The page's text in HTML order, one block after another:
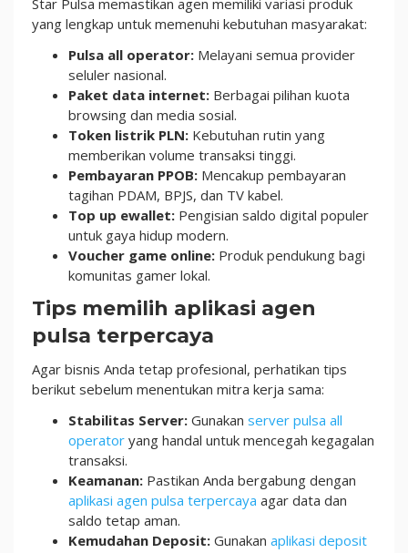
Star Pulsa memastikan agen memiliki variasi produk
yang lengkap untuk memenuhi kebutuhan masyarakat:
Pulsa all operator: Melayani semua provider
seluler nasional.
Paket data internet: Berbagai pilihan kuota
browsing dan media sosial.
Token listrik PLN: Kebutuhan rutin yang
memberikan volume transaksi tinggi.
Pembayaran PPOB: Mencakup pembayaran
tagihan PDAM, BPJS, dan TV kabel.
Top up ewallet: Pengisian saldo digital populer
untuk gaya hidup modern.
Voucher game online: Produk pendukung bagi
komunitas gamer lokal.
Tips memilih aplikasi agen
pulsa terpercaya
Agar bisnis Anda tetap profesional, perhatikan tips
berikut sebelum menentukan mitra kerja sama:
Stabilitas Server: Gunakan server pulsa all
operator yang handal untuk mencegah kegagalan
transaksi.
Keamanan: Pastikan Anda bergabung dengan
aplikasi agen pulsa terpercaya agar data dan
saldo tetap aman.
Kemudahan Deposit: Gunakan aplikasi deposit